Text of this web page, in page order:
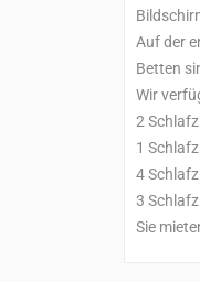
Auf der
Betten
Wir
2
1
4
3
Sie